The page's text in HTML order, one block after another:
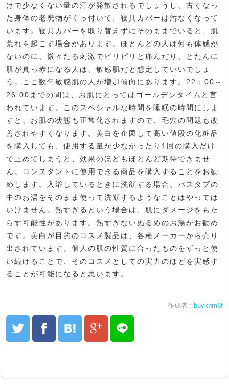
けで少なくない量の汗が発散されるでしょうし、古くなっ
た身体の老廃物がくっ付いて、寝具カバーは汚なくなって
います。寝具カバーを取り替えずにそのままでいると、肌
荒れを起こす場合があります。ほとんどの人は何も体感が
ないのに、微々たる刺激でピリピリと痛んだり、とたんに
肌が真っ赤になる人は、敏感肌だと想定していいでしょ
う。ここ数年敏感肌の人が増加傾向にあります。22：00～
26:00までの間は、お肌にとってはゴールデンタイムと言
われています。このスペシャルな時間を睡眠の時間にしま
すと、お肌の状態も正常化されますので、毛穴の問題も改
善されやすくなります。美白を企図して高い値段の化粧品
を購入しても、使用する量が少なかったり1回の購入だけ
で止めてしまうと、効果のほどもほとんど期待できませ
ん。コンスタントに使用できる商品を購入することをお勧
めします。入浴しているときに洗顔する場合、バスタブの
中のお湯をそのまま使って洗顔するようなことはやっては
いけません。熱すぎるという場合は、肌にダメージをもた
らす可能性があります。熱すぎないぬるめのお湯がお勧め
です。美白が目的のコスメ製品は、各種メーカーから売り
出されています。個人の肌の性質に合ったものをずっと使
い続けることで、そのコスメとしての実力のほどを実感す
ることが可能になると思います。
作成者 : b5yknm6f